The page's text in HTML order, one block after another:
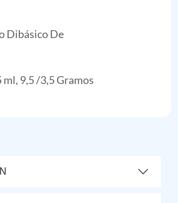
Dibásico De
ml, 9,5 /3,5 Gramos